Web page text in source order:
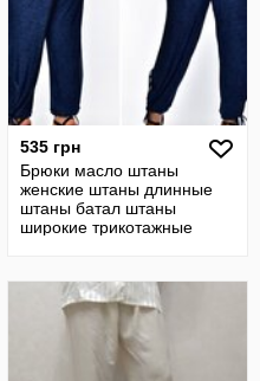
535 грн
Брюки масло штаны
женские штаны длинные
штаны батал штаны
широкие трикотажные